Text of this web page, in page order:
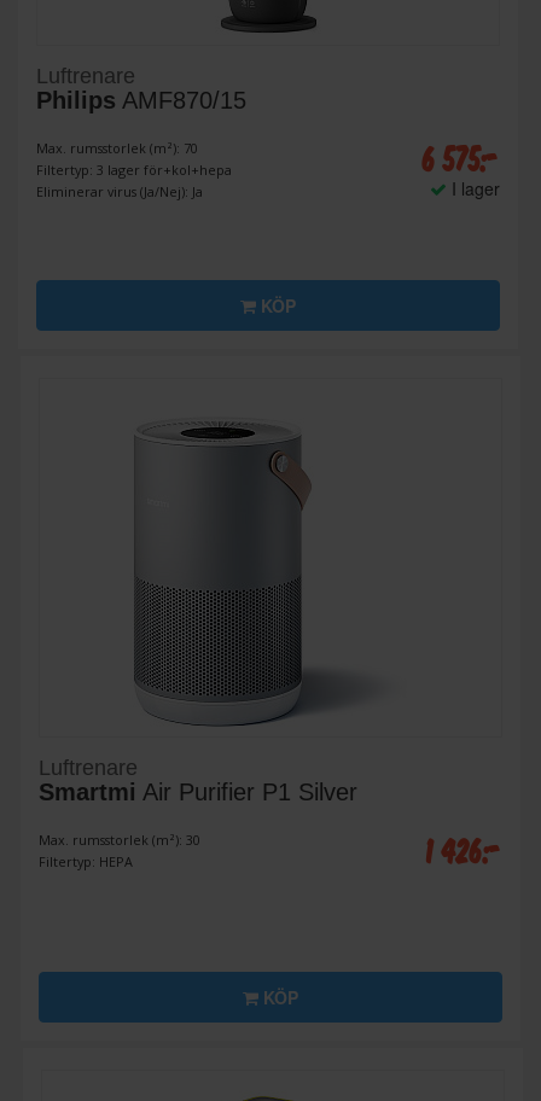
Luftrenare
Philips AMF870/15
Max. rumsstorlek (m²): 70
Filtertyp: 3 lager för+kol+hepa
Eliminerar virus (Ja/Nej): Ja
6 575:-
I lager
KÖP
Luftrenare
Smartmi Air Purifier P1 Silver
Max. rumsstorlek (m²): 30
Filtertyp: HEPA
1 426:-
KÖP